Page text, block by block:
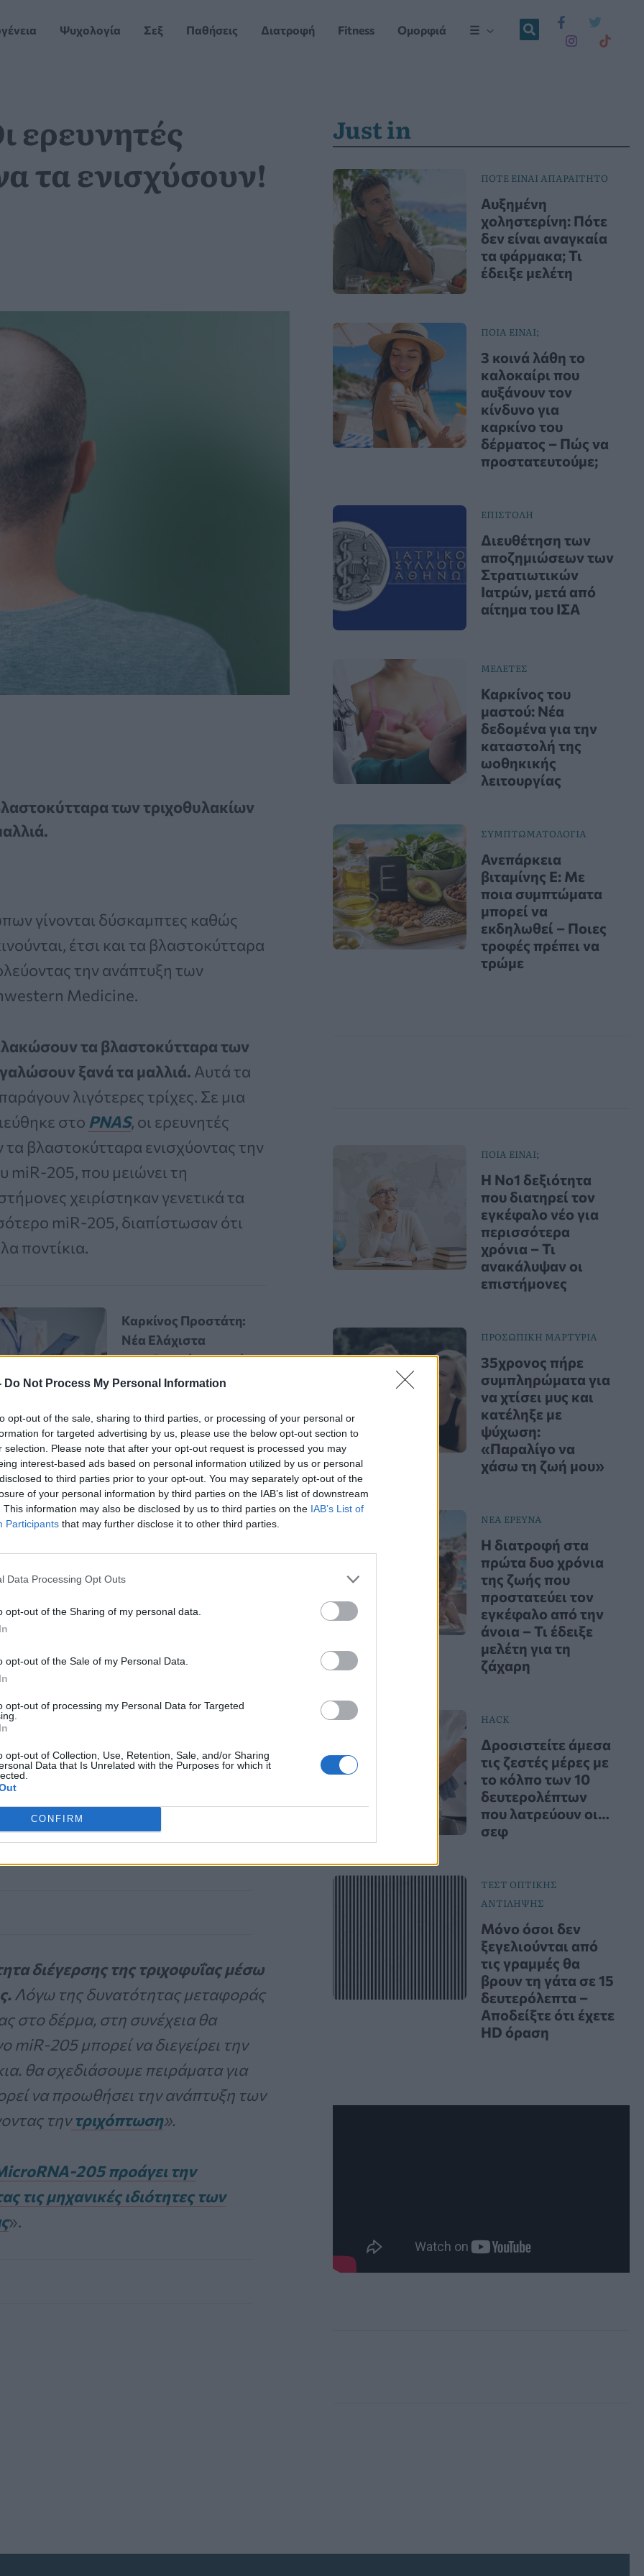
Do Not Process My Personal Information
opt-out of the sale, sharing to third parties, or processing of your personal or
for targeted advertising by us, please use the below opt-out section to
selection. Please note that after your opt-out request is processed you may
interest-based ads based on personal information utilized by us or personal
to third parties prior to your opt-out. You may separately opt-out of the
of your personal information by third parties on the IAB’s list of downstream
This information may also be disclosed by us to third parties on the IAB’s List of
Participants that may further disclose it to other third parties.
Data Processing Opt Outs
opt-out of the Sharing of my personal data.
opt-out of the Sale of my Personal Data.
opt-out of processing my Personal Data for Targeted
opt-out of Collection, Use, Retention, Sale, and/or Sharing
Data that Is Unrelated with the Purposes for which it
CONFIRM
Ψυχολογία Σεξ Παθήσεις Διατροφή Fitness Ομορφιά ☰
ερευνητές
τα ενισχύσουν!
των τριχοθυλακίων
γίνονται δύσκαμπτες καθώς
έτσι και τα βλαστοκύτταρα
την ανάπτυξη των
Medicine.
τα βλαστοκύτταρα των
ξανά τα μαλλιά. Αυτά τα
λιγότερες τρίχες. Σε μια
στο PNAS, οι ερευνητές
βλαστοκύτταρα ενισχύοντας την
miR-205, που μειώνει τη
χειρίστηκαν γενετικά τα
miR-205, διαπίστωσαν ότι
ποντίκια.
Καρκίνος Προστάτη:
Νέα Ελάχιστα
Επεμβατική Εστιακή
Θεραπεία με NanoKnife
της τρίχας μαλακώσουν,
διαπίστωσαν οι
, είπε ο συγγραφέας Rui Yi, ο
και καθηγητής
Feinberg School of Medicine.
Διεγείρουμε τα
τρίχες. Πολλές φορές
αλλά μπορεί να μην είναι σε θέση
διέγερσης της τριχοφυΐας μέσω
Λόγω της δυνατότητας μεταφοράς
στο δέρμα, στη συνέχεια θα
miR-205 μπορεί να διεγείρει την
θα σχεδιάσουμε πειράματα για
να προωθήσει την ανάπτυξη των
τηντριχόπτωση».
205 προάγει την
τις μηχανικές ιδιότητες των
».
Just in
ΠΟΤΕ ΕΙΝΑΙ ΑΠΑΡΑΙΤΗΤΟ
Αυξημένη
χοληστερίνη: Πότε
δεν είναι αναγκαία
τα φάρμακα; Τι
έδειξε μελέτη
ΠΟΙΑ ΕΙΝΑΙ;
3 κοινά λάθη το
καλοκαίρι που
αυξάνουν τον
κίνδυνο για
καρκίνο του
δέρματος – Πώς να
προστατευτούμε;
ΕΠΙΣΤΟΛΗ
Διευθέτηση των
αποζημιώσεων των
Στρατιωτικών
Ιατρών, μετά από
αίτημα του ΙΣΑ
ΜΕΛΕΤΕΣ
Καρκίνος του
μαστού: Νέα
δεδομένα για την
καταστολή της
ωοθηκικής
λειτουργίας
ΣΥΜΠΤΩΜΑΤΟΛΟΓΙΑ
Ανεπάρκεια
βιταμίνης Ε: Με
ποια συμπτώματα
μπορεί να
εκδηλωθεί – Ποιες
τροφές πρέπει να
τρώμε
ΠΟΙΑ ΕΙΝΑΙ;
Η Νο1 δεξιότητα
που διατηρεί τον
εγκέφαλο νέο για
περισσότερα
χρόνια – Τι
ανακάλυψαν οι
επιστήμονες
ΠΡΟΣΩΠΙΚΗ ΜΑΡΤΥΡΙΑ
35χρονος πήρε
συμπληρώματα για
να χτίσει μυς και
κατέληξε με
ψύχωση:
«Παραλίγο να
χάσω τη ζωή μου»
ΝΕΑ ΕΡΕΥΝΑ
Η διατροφή στα
πρώτα δυο χρόνια
της ζωής που
προστατεύει τον
εγκέφαλο από την
άνοια – Τι έδειξε
μελέτη για τη
ζάχαρη
HACK
Δροσιστείτε άμεσα
τις ζεστές μέρες με
το κόλπο των 10
δευτερολέπτων
που λατρεύουν οι…
σεφ
ΤΕΣΤ ΟΠΤΙΚΗΣ
ΑΝΤΙΛΗΨΗΣ
Μόνο όσοι δεν
ξεγελιούνται από
τις γραμμές θα
βρουν τη γάτα σε 15
δευτερόλεπτα –
Αποδείξτε ότι έχετε
HD όραση